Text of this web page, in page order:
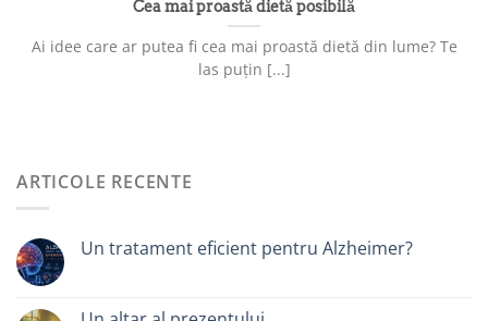
Cea mai proastă dietă posibilă
Ai idee care ar putea fi cea mai proastă dietă din lume? Te
las puțin [...]
ARTICOLE RECENTE
Un tratament eficient pentru Alzheimer?